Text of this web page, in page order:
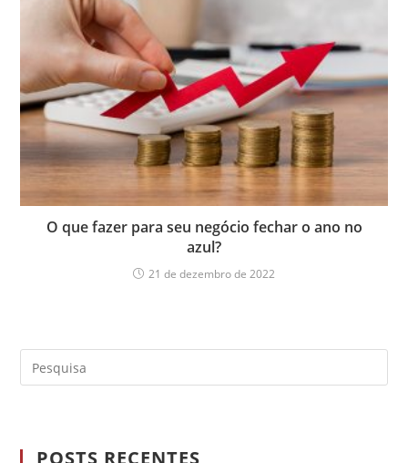
O que fazer para seu negócio fechar o ano no
azul?
21 de dezembro de 2022